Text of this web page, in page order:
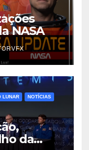
NASA
LUNAR NOTÍCIAS
da